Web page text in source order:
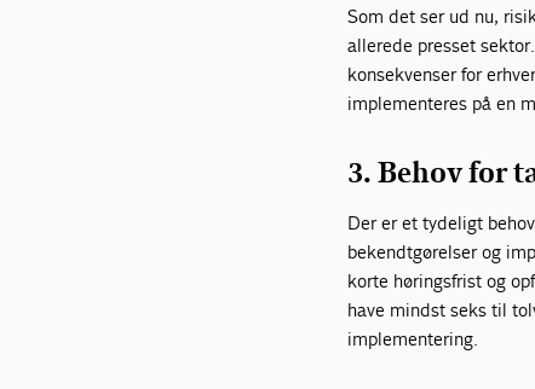
Som det ser ud nu,
allerede presset
konsekvenser for
implementeres på en
3. Behov for
Der er et tydeligt
bekendtgørelser og
korte høringsfrist og
have mindst seks til
implementering.